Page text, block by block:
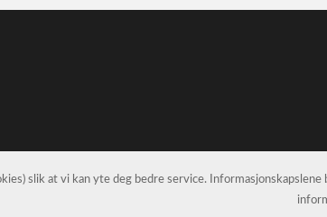
slik at vi kan yte deg bedre service.